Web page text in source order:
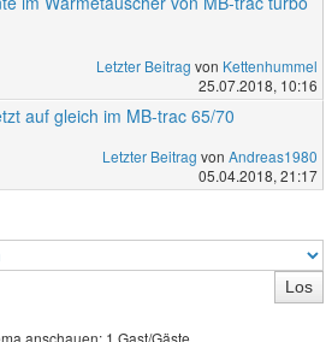
Letzter Beitrag von Kettenhummel
25.07.2018, 10:16
auf gleich im MB-trac 65/70
Letzter Beitrag von Andreas1980
05.04.2018, 21:17
anschauen: 1 Gast/Gäste